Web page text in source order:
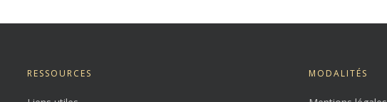
RESSOURCES MODALITÉS